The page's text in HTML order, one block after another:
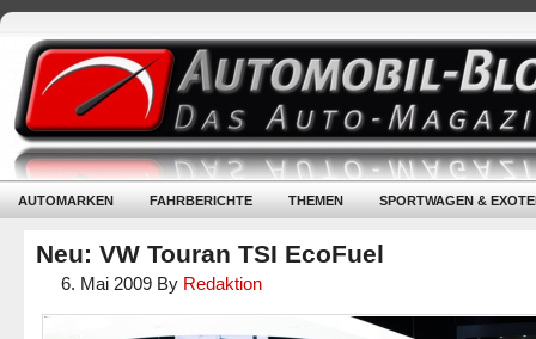
AUTOMARKEN FAHRBERICHTE THEMEN SPORTWAGEN &
Neu: VW Touran TSI EcoFuel
6. Mai 2009 By Redaktion